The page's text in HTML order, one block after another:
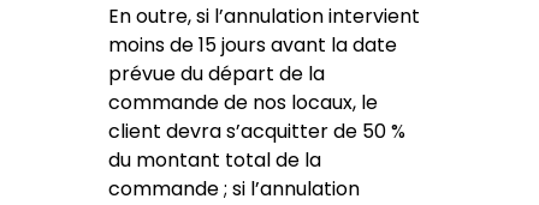
En outre, si l’annulation intervient
moins de 15 jours avant la date
prévue du départ de la
commande de nos locaux, le
client devra s’acquitter de 50 %
du montant total de la
commande ; si l’annulation